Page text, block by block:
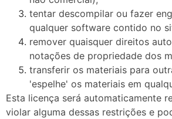
tentar descompilar ou fazer
qualquer software contido no
remover quaisquer direitos
notações de propriedade dos
transferir os materiais para
'espelhe' os materiais em
Esta licença será automaticamente
violar alguma dessas restrições e